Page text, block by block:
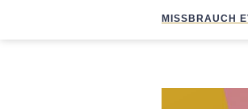
MISSBRAUCH